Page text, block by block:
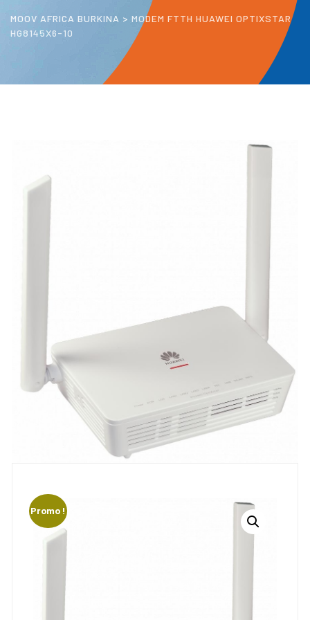
MOOV AFRICA BURKINA > MODEM FTTH HUAWEI OPTIXSTAR
HG8145X6-10
Promo !